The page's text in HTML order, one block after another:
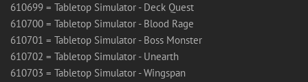
610699 = Tabletop Simulator - Deck Quest
610700 = Tabletop Simulator - Blood Rage
610701 = Tabletop Simulator - Boss Monster
610702 = Tabletop Simulator - Unearth
610703 = Tabletop Simulator - Wingspan